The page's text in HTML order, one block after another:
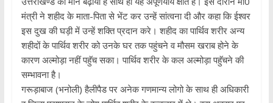
मंत्री ने शहीद के माता-पिता से भेंट कर उन्हें सांत्वना दी और कहा कि ईश्वर
इस दुख की घड़ी में उन्हें शक्ति प्रदान करे। शहीद का पार्थिव शरीर अन्य
शहीदों के पार्थिव शरीर को उनके घर तक पहुंचने व मौसम खराब होने के
कारण अल्मोड़ा नहीं पहुॅच सका। पार्थिव शरीर के कल अल्मोड़ा पहुॅचने की
सम्भावना है।
गरूड़ाबाज (भनोली) हैलीपैड पर अनेक गणमान्य लोगो के साथ ही अधिकारी